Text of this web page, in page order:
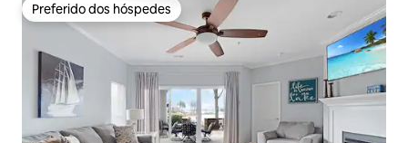
Preferido dos hóspedes
Preferido dos hóspedes